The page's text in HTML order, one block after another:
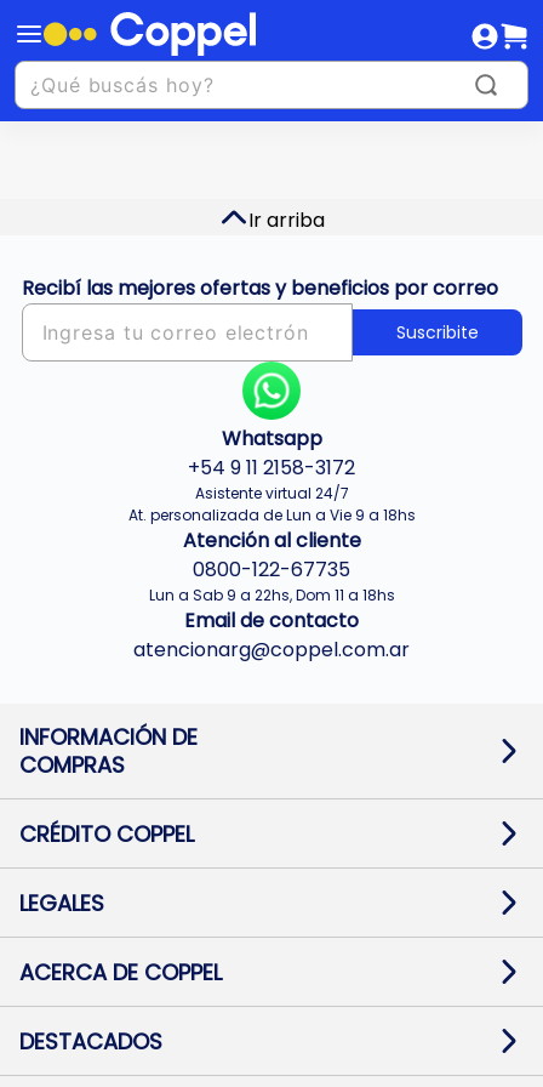
Ir arriba
Recibí las mejores ofertas y beneficios por correo
Suscribite
Whatsapp
+54 9 11 2158-3172
Asistente virtual 24/7
At. personalizada de Lun a Vie 9 a 18hs
Atención al cliente
0800-122-67735
Lun a Sab 9 a 22hs, Dom 11 a 18hs
Email de contacto
atencionarg@coppel.com.ar
INFORMACIÓN DE
COMPRAS
Términos y condiciones
Botón de arrepentimiento
Mapa de sitio
CRÉDITO COPPEL
Solicitar Crédito
Medios de Pago
Pago Fácil Online
LEGALES
Baja contratos
Defensa al consumidor CABA
ACERCA DE COPPEL
Trabajá con Nosotros
Preguntas Frecuentes
DESTACADOS